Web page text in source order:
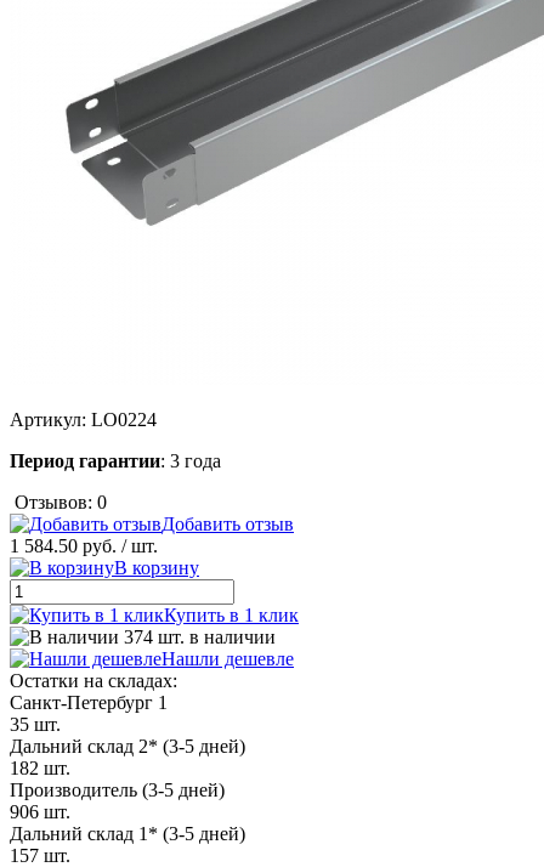
Артикул: LO0224
Период гарантии: 3 года
Отзывов: 0
Добавить отзыв
1 584.50 руб. / шт.
В корзину
Купить в 1 клик
374 шт. в наличии
Нашли дешевле
Остатки на складах:
Санкт-Петербург 1
35 шт.
Дальний склад 2* (3-5 дней)
182 шт.
Производитель (3-5 дней)
906 шт.
Дальний склад 1* (3-5 дней)
157 шт.